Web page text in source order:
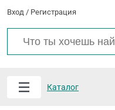
Вход / Регистрация
Каталог